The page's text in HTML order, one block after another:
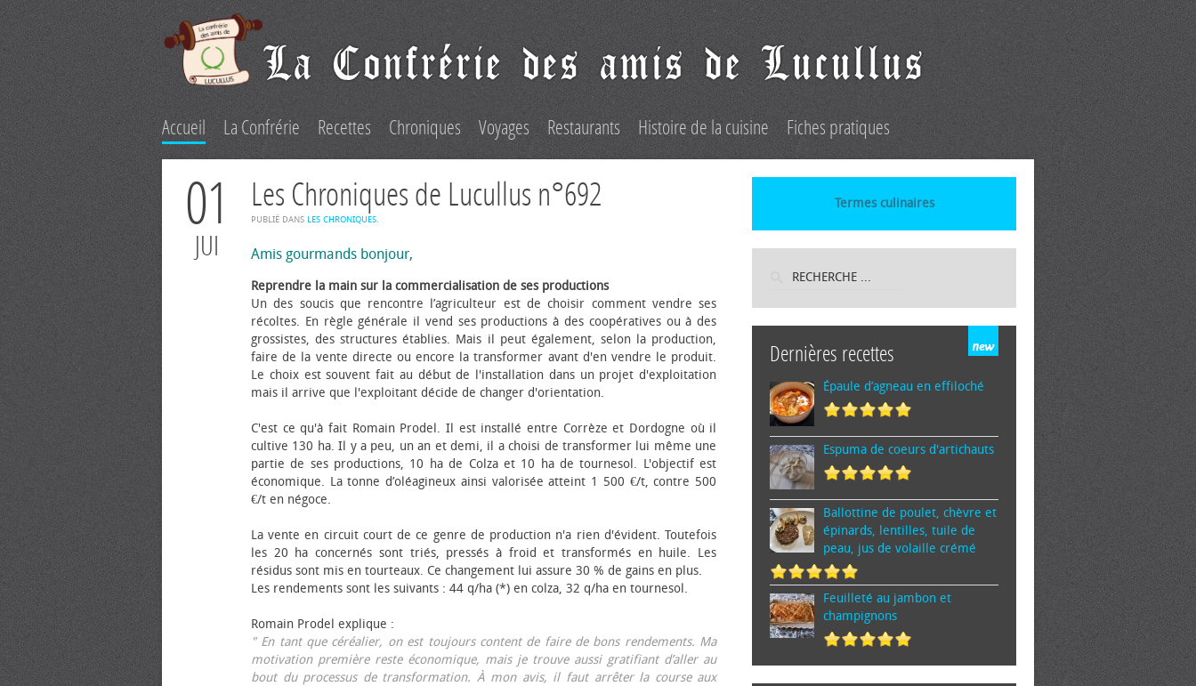
Accueil La Confrérie Recettes Chroniques Voyages Restaurants Histoire de la cuisine Fiches pratiques
01
JUI
Les Chroniques de Lucullus n°692
PUBLIÉ DANS LES CHRONIQUES.
Amis gourmands bonjour,
Reprendre la main sur la commercialisation de ses productions
Un des soucis que rencontre l’agriculteur est de choisir comment vendre ses
récoltes. En règle générale il vend ses productions à des coopératives ou à des
grossistes, des structures établies. Mais il peut également, selon la production,
faire de la vente directe ou encore la transformer avant d'en vendre le produit.
Le choix est souvent fait au début de l'installation dans un projet d'exploitation
mais il arrive que l'exploitant décide de changer d'orientation.
C'est ce qu'à fait Romain Prodel. Il est installé entre Corrèze et Dordogne où il
cultive 130 ha. Il y a peu, un an et demi, il a choisi de transformer lui même une
partie de ses productions, 10 ha de Colza et 10 ha de tournesol. L'objectif est
économique. La tonne d’oléagineux ainsi valorisée atteint 1 500 €/t, contre 500
€/t en négoce.
La vente en circuit court de ce genre de production n'a rien d'évident. Toutefois
les 20 ha concernés sont triés, pressés à froid et transformés en huile. Les
résidus sont mis en tourteaux. Ce changement lui assure 30 % de gains en plus.
Les rendements sont les suivants : 44 q/ha (*) en colza, 32 q/ha en tournesol.
Romain Prodel explique :
" En tant que céréalier, on est toujours content de faire de bons rendements. Ma
motivation première reste économique, mais je trouve aussi gratifiant d’aller au
bout du processus de transformation. À mon avis, il faut arrêter la course aux
Termes culinaires
Dernières recettes
Épaule d’agneau en effiloché
Espuma de cœurs d'artichauts
Ballottine de poulet, chèvre et
épinards, lentilles, tuile de
peau, jus de volaille crémé
Feuilleté au jambon et
champignons